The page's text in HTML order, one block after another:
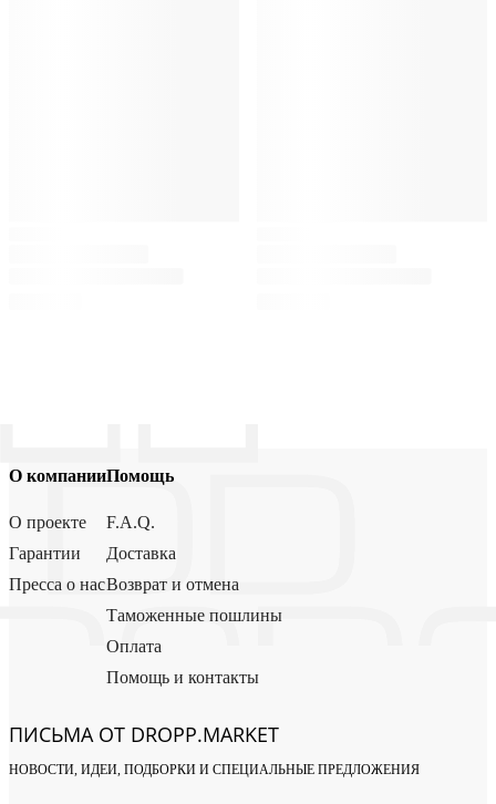
О компании
О проекте
Гарантии
Пресса о нас
Помощь
F.A.Q.
Доставка
Возврат и отмена
Таможенные пошлины
Оплата
Помощь и контакты
ПИСЬМА ОТ DROPP.MARKET
НОВОСТИ, ИДЕИ, ПОДБОРКИ И СПЕЦИАЛЬНЫЕ ПРЕДЛОЖЕНИЯ